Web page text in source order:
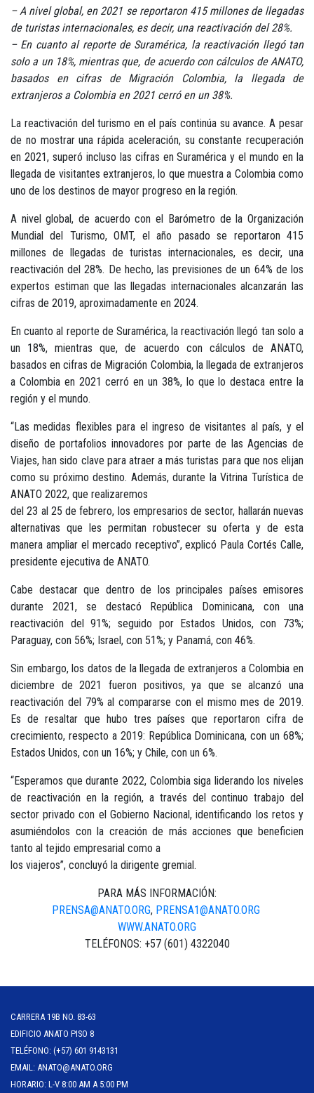
– A nivel global, en 2021 se reportaron 415 millones de llegadas
de turistas internacionales, es decir, una reactivación del 28%.
– En cuanto al reporte de Suramérica, la reactivación llegó tan
solo a un 18%, mientras que, de acuerdo con cálculos de ANATO,
basados en cifras de Migración Colombia, la llegada de
extranjeros a Colombia en 2021 cerró en un 38%.
La reactivación del turismo en el país continúa su avance. A pesar
de no mostrar una rápida aceleración, su constante recuperación
en 2021, superó incluso las cifras en Suramérica y el mundo en la
llegada de visitantes extranjeros, lo que muestra a Colombia como
uno de los destinos de mayor progreso en la región.
A nivel global, de acuerdo con el Barómetro de la Organización
Mundial del Turismo, OMT, el año pasado se reportaron 415
millones de llegadas de turistas internacionales, es decir, una
reactivación del 28%. De hecho, las previsiones de un 64% de los
expertos estiman que las llegadas internacionales alcanzarán las
cifras de 2019, aproximadamente en 2024.
En cuanto al reporte de Suramérica, la reactivación llegó tan solo a
un 18%, mientras que, de acuerdo con cálculos de ANATO,
basados en cifras de Migración Colombia, la llegada de extranjeros
a Colombia en 2021 cerró en un 38%, lo que lo destaca entre la
región y el mundo.
“Las medidas flexibles para el ingreso de visitantes al país, y el
diseño de portafolios innovadores por parte de las Agencias de
Viajes, han sido clave para atraer a más turistas para que nos elijan
como su próximo destino. Además, durante la Vitrina Turística de
ANATO 2022, que realizaremos
del 23 al 25 de febrero, los empresarios de sector, hallarán nuevas
alternativas que les permitan robustecer su oferta y de esta
manera ampliar el mercado receptivo”, explicó Paula Cortés Calle,
presidente ejecutiva de ANATO.
Cabe destacar que dentro de los principales países emisores
durante 2021, se destacó República Dominicana, con una
reactivación del 91%; seguido por Estados Unidos, con 73%;
Paraguay, con 56%; Israel, con 51%; y Panamá, con 46%.
Sin embargo, los datos de la llegada de extranjeros a Colombia en
diciembre de 2021 fueron positivos, ya que se alcanzó una
reactivación del 79% al compararse con el mismo mes de 2019.
Es de resaltar que hubo tres países que reportaron cifra de
crecimiento, respecto a 2019: República Dominicana, con un 68%;
Estados Unidos, con un 16%; y Chile, con un 6%.
“Esperamos que durante 2022, Colombia siga liderando los niveles
de reactivación en la región, a través del continuo trabajo del
sector privado con el Gobierno Nacional, identificando los retos y
asumiéndolos con la creación de más acciones que beneficien
tanto al tejido empresarial como a
los viajeros”, concluyó la dirigente gremial.
PARA MÁS INFORMACIÓN:
PRENSA@ANATO.ORG, PRENSA1@ANATO.ORG
WWW.ANATO.ORG
TELÉFONOS: +57 (601) 4322040
CARRERA 19B NO. 83-63
EDIFICIO ANATO PISO 8
TELÉFONO: (+57) 601 9143131
EMAIL: ANATO@ANATO.ORG
HORARIO: L-V 8:00 AM A 5:00 PM